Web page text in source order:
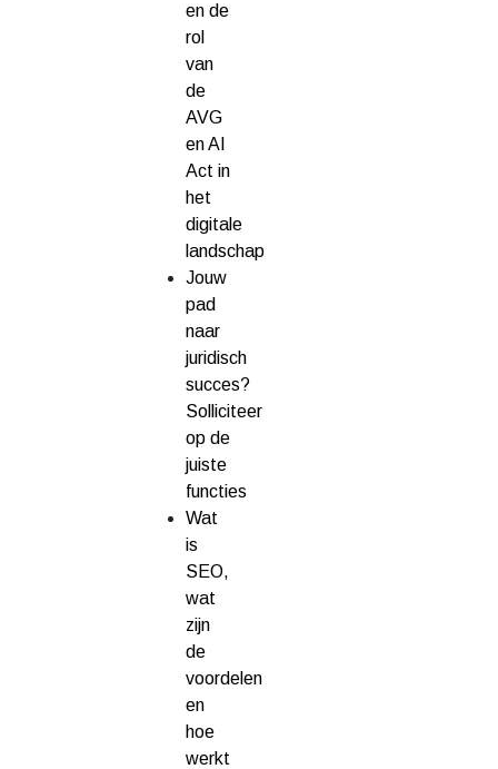
en de
rol
van
de
AVG
en AI
Act in
het
digitale
landschap
Jouw
pad
naar
juridisch
succes?
Solliciteer
op de
juiste
functies
Wat
is
SEO,
wat
zijn
de
voordelen
en
hoe
werkt